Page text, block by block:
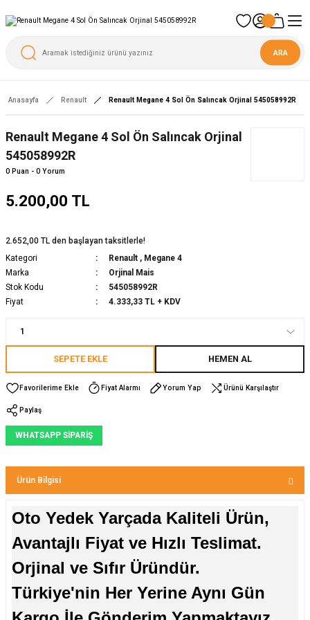
ARA
Anasayfa Renault Renault Megane 4 Sol Ön Salıncak Orjinal 545058992R
Renault Megane 4 Sol Ön Salıncak Orjinal
545058992R
0 Puan - 0 Yorum
5.200,00 TL
2.652,00 TL den başlayan taksitlerle!
Kategori
Renault , Megane 4
Marka
Orjinal Mais
Stok Kodu
545058992R
Fiyat
4.333,33 TL + KDV
SEPETE EKLE HEMEN AL
Fiyat Alarmı Yorum Yap Ürünü Karşılaştır
Paylaş
WHATSAPP SİPARİŞ
Ürün Bilgisi
Oto Yedek Yarçada Kaliteli Ürün,
Avantajlı Fiyat ve Hızlı Teslimat.
Orjinal ve Sıfır Üründür.
Türkiye'nin Her Yerine Aynı Gün